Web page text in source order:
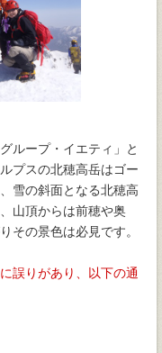
ループ・イエティ」と
プスの北穂高岳はゴー
雪の斜面となる北穂高
山頂からは前穂や奥
その景色は必見です。
誤りがあり、以下の通